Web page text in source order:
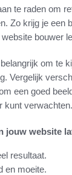
te raden om
Zo krijg je een
bouwer
om te
Vergelijk
een goed
kunt verwachten.
jouw website
resultaat.
en moeite.